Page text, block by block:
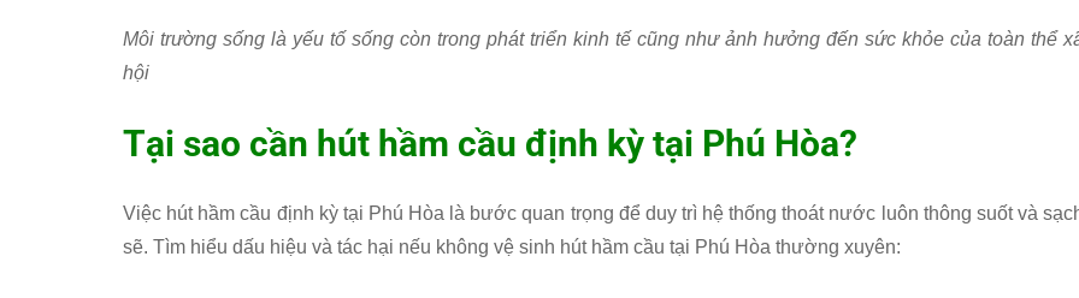
Môi trường sống là yếu tố sống còn trong phát triển kinh tế cũng như ảnh hưởng đến sức khỏe của toàn thể
hội
Tại sao cần hút hầm cầu định kỳ tại Phú Hòa?
Việc hút hầm cầu định kỳ tại Phú Hòa là bước quan trọng để duy trì hệ thống thoát nước luôn thông suốt và
sẽ. Tìm hiểu dấu hiệu và tác hại nếu không vệ sinh hút hầm cầu tại Phú Hòa thường xuyên: